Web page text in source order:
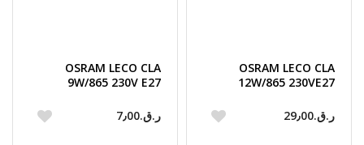
OSRAM LECO CLA
12W/865 230VE27
ر.ق.‏29٫00
OSRAM LECO CLA
9W/865 230V E27
ر.ق.‏7٫00